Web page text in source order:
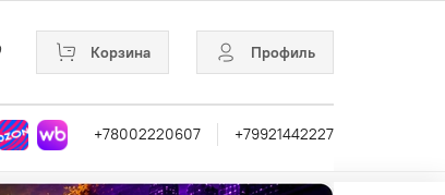
Корзина Профиль
+78002220607 +79921442227